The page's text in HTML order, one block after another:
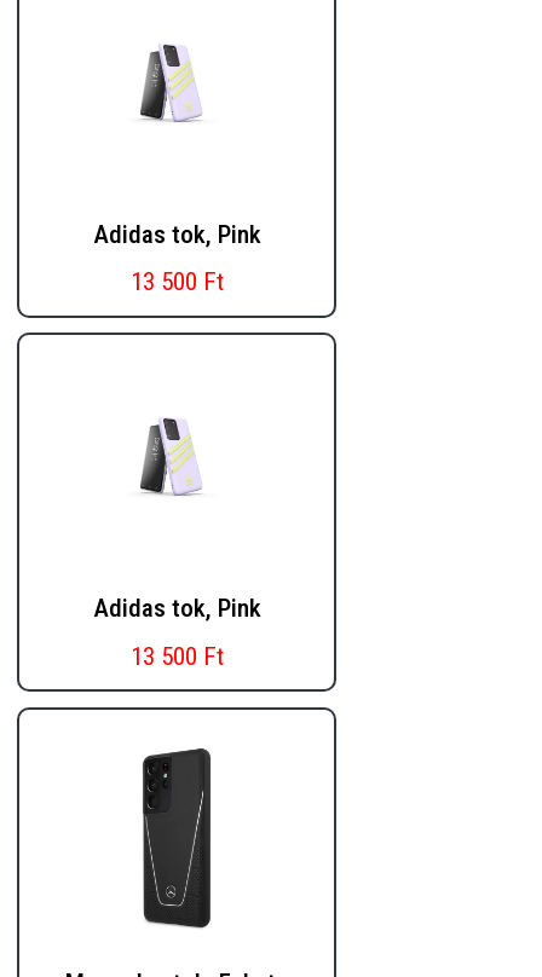
Adidas tok, Pink
13 500 Ft
Adidas tok, Pink
13 500 Ft